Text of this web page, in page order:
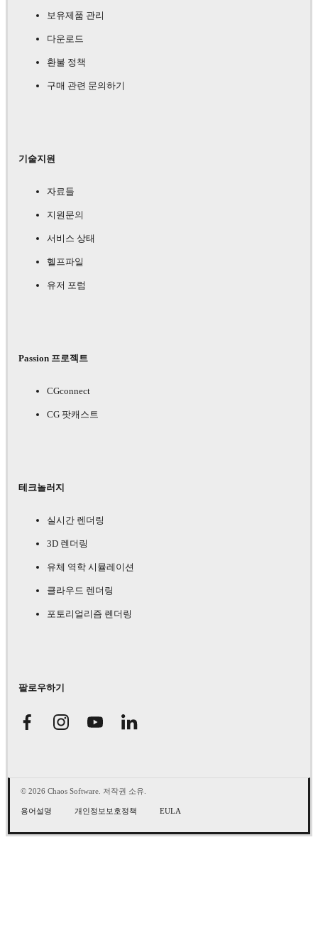
보유제품 관리
다운로드
환불 정책
구매 관련 문의하기
기술지원
자료들
지원문의
서비스 상태
헬프파일
유저 포럼
Passion 프로젝트
CGconnect
CG 팟캐스트
테크놀러지
실시간 렌더링
3D 렌더링
유체 역학 시뮬레이션
클라우드 렌더링
포토리얼리즘 렌더링
팔로우하기
© 2026 Chaos Software. 저작권 소유.
용어설명 개인정보보호정책 EULA